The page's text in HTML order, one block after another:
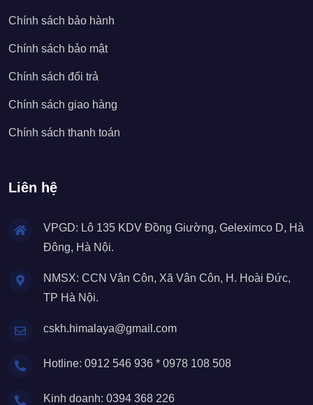
Chính sách bảo hành
Chính sách bảo mật
Chính sách đổi trả
Chính sách giao hàng
Chính sách thanh toán
Liên hệ
VPGD: Lô 135 KDV Đồng Giường, Geleximco D, Hà
Đông, Hà Nội.
NMSX: CCN Vân Côn, Xã Vân Côn, H. Hoài Đức,
TP Hà Nội.
cskh.himalaya@gmail.com
Hotline: 0912 546 936 * 0978 108 508
Kinh doanh: 0394 368 226